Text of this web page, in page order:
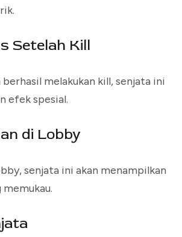
Setelah Kill
melakukan kill, senjata ini
efek spesial.
di Lobby
senjata ini akan menampilkan